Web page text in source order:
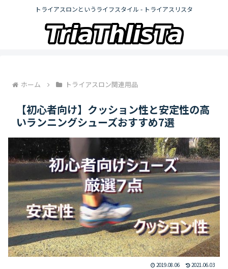
トライアスロンというライフスタイル - トライアスリスタ
ホーム トライアスロン関連用品
【初心者向け】クッション性と安定性の高
いランニングシューズおすすめ7選
2019.08.06 2021.06.03